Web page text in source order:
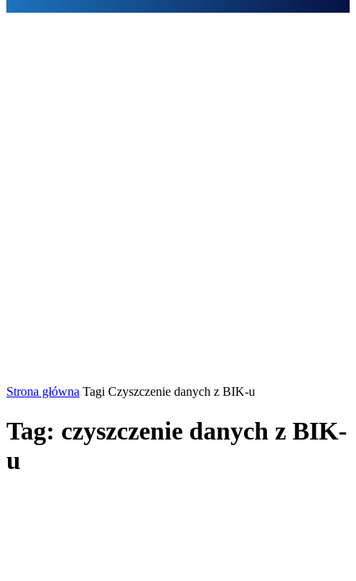
Strona główna Tagi Czyszczenie danych z BIK-u
Tag: czyszczenie danych z BIK-
u